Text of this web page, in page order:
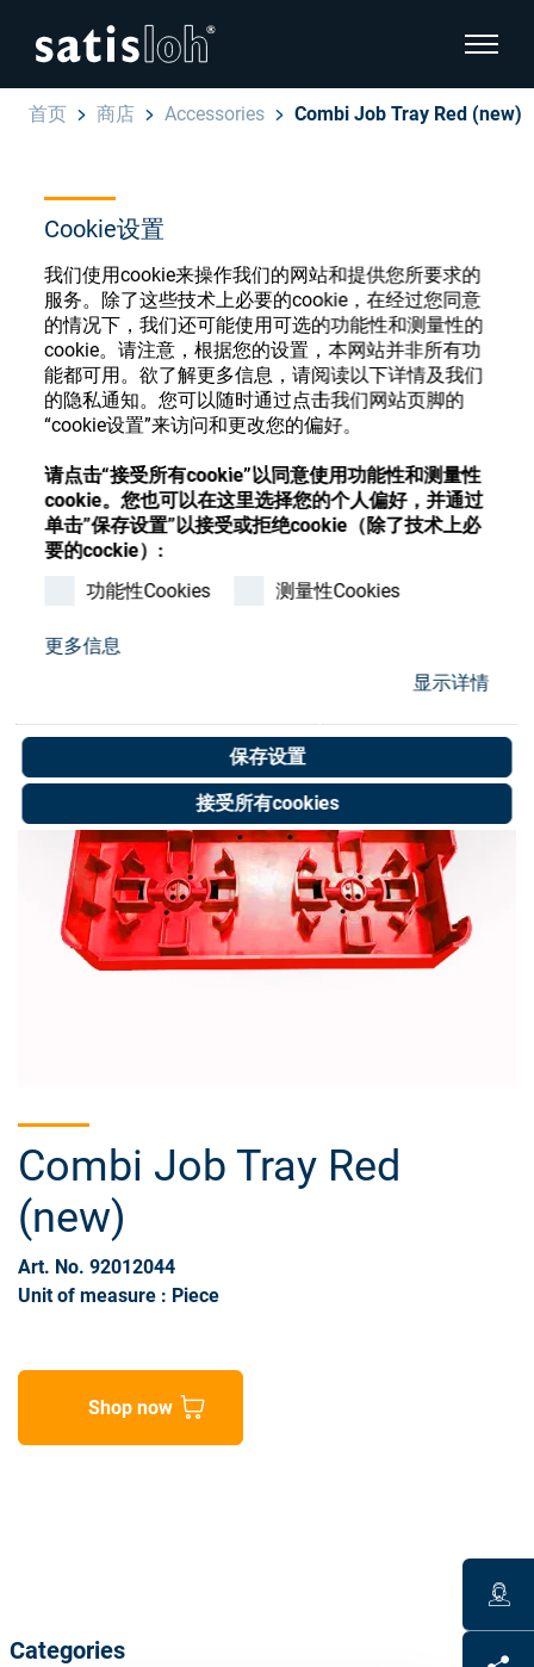
Cookie设置
我们使用cookie来操作我们的网站和提供您所要求的
服务。除了这些技术上必要的cookie，在经过您同意
的情况下，我们还可能使用可选的功能性和测量性的
cookie。请注意，根据您的设置，本网站并非所有功
能都可用。欲了解更多信息，请阅读以下详情及我们
的隐私通知。您可以随时通过点击我们网站页脚的
“cookie设置”来访问和更改您的偏好。
请点击“接受所有cookie”以同意使用功能性和测量性
cookie。您也可以在这里选择您的个人偏好，并通过
单击”保存设置”以接受或拒绝cookie（除了技术上必
要的cockie）:
功能性Cookies
测量性Cookies
更多信息
显示详情
保存设置
接受所有cookies
显示页
汉语
眼镜光学
精密光学
我们是谁
加入我们
Store
English
Deutsch
Español
Français
首页 商店 Accessories Combi Job Tray Red (new)
眼镜光学耗材商店
注册或登录以访问您的帐户，并了解我们的各
种眼镜光学耗材
注册 登录
Combi Job Tray Red
(new)
Art. No. 92012044
Unit of measure : Piece
Shop now
Categories